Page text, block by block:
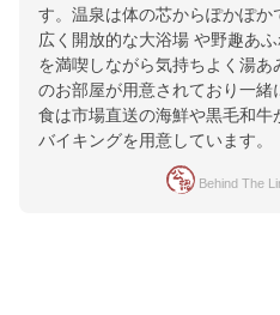
す。温泉は体の芯からぽかぽ
広く開放的な大浴場 や野趣あ
を満喫しながら気持ちよく湯あ
のお部屋が用意されており一
食は市場直送の海鮮や黒毛和
バイキングを用意しています。
Behind The